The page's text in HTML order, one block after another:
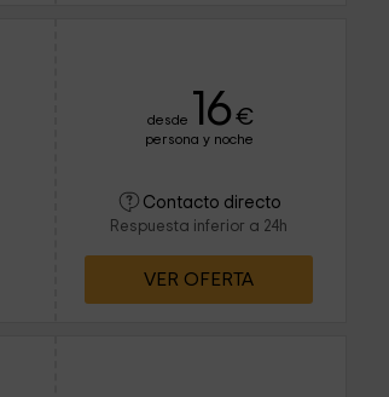
desde 16 €
persona y noche
Contacto directo
Respuesta inferior a 24h
VER OFERTA